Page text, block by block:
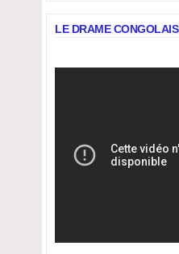
LE DRAME CONGOLAIS